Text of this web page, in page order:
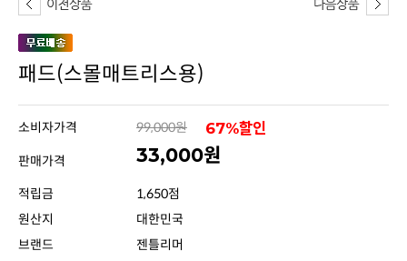
패드(스몰매트리스용)
소비자가격 99,000원 67%할인
판매가격 33,000원
적립금
1,650점
원산지
대한민국
브랜드
젠틀리머